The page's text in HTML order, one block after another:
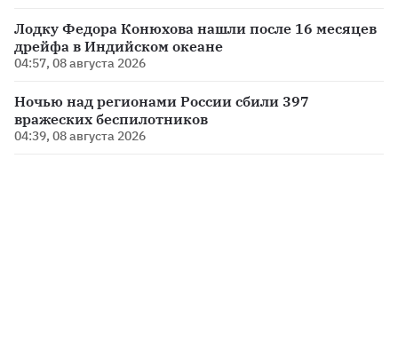
Лодку Федора Конюхова нашли после 16 месяцев
дрейфа в Индийском океане
04:57, 08 августа 2026
Ночью над регионами России сбили 397
вражеских беспилотников
04:39, 08 августа 2026